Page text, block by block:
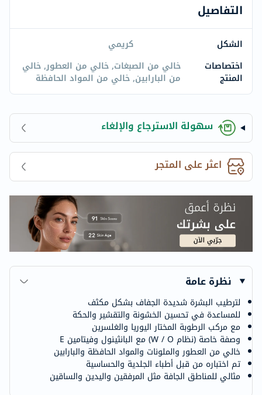
التفاصيل
الشكل
كريمي
اختصاصات
المنتج
خالي من الصبغات, خالي من العطور, خالي
من البارابين, خالي من المواد الحافظة
سهولة الاسترجاع والإلغاء
اعثر على المتجر
نظرة عامة
لترطيب البشرة شديدة الجفاف بشكل مكثف
للمساعدة في تحسين الخشونة والتقشير والحكة
مع مركب الرطوبة المختار اليوريا والغلسرين
وصفة خاصة (نظام W / O) مع البانثينول وفيتامين E
خالي من العطور والملونات والمواد الحافظة والبارابين
تم اختباره من قبل أطباء الجلدية والحساسية
مثالي للمناطق الجافة مثل المرفقين واليدين والساقين